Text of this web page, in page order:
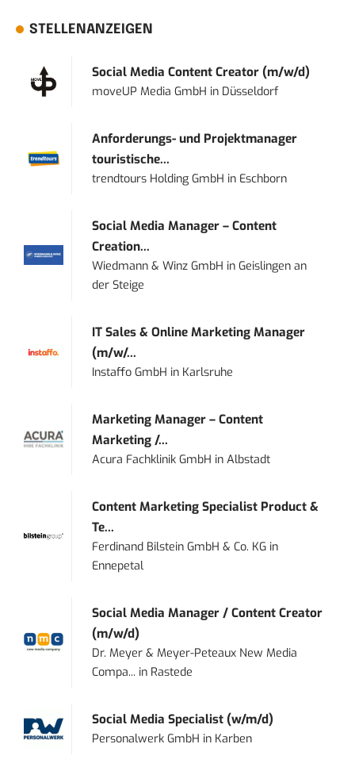
STELLENANZEIGEN
Social Media Content Creator (m/w/d)
moveUP Media GmbH in Düsseldorf
Anforderungs- und Projektmanager
touristische...
trendtours Holding GmbH in Eschborn
Social Media Manager – Content
Creation...
Wiedmann & Winz GmbH inGeislingen an
der Steige
IT Sales & Online Marketing Manager
(m/w/...
Instaffo GmbH in Karlsruhe
Marketing Manager – Content
Marketing /...
Acura Fachklinik GmbH inAlbstadt
Content Marketing Specialist Product &
Te...
Ferdinand Bilstein GmbH & Co. KG in
Ennepetal
Social Media Manager / Content Creator
(m/w/d)
Dr. Meyer & Meyer-Peteaux New Media
Compa... in Rastede
Social Media Specialist (w/m/d)
Personalwerk GmbH in Karben